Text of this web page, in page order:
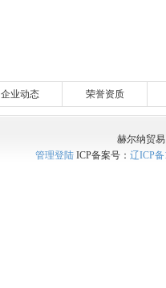
企业动态 荣誉资质
赫尔纳贸
管理登陆ICP备案号： 辽ICP备